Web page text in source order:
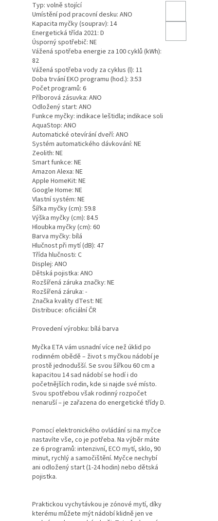
Typ: volně stojící
Umístění pod pracovní desku: ANO
Kapacita myčky (souprav): 14
Energetická třída 2021: D
Úsporný spotřebič: NE
Vážená spotřeba energie za 100 cyklů (kWh):
82
Vážená spotřeba vody za cyklus (l): 11
Doba trvání EKO programu (hod.): 3:53
Počet programů: 6
Příborová zásuvka: ANO
Odložený start: ANO
Funkce myčky: indikace leštidla; indikace soli
AquaStop: ANO
Automatické otevírání dveří: ANO
Systém automatického dávkování: NE
Zeolith: NE
Smart funkce: NE
Amazon Alexa: NE
Apple HomeKit: NE
Google Home: NE
Vlastní systém: NE
Šířka myčky (cm): 59.8
Výška myčky (cm): 84.5
Hloubka myčky (cm): 60
Barva myčky: bílá
Hlučnost při mytí (dB): 47
Třída hlučnosti: C
Displej: ANO
Dětská pojistka: ANO
Rozšířená záruka značky: NE
Rozšířená záruka: -
Značka kvality dTest: NE
Distribuce: oficiální ČR
Provedení výrobku: bílá barva
Myčka ETA vám usnadní více než úklid po
rodinném obědě – život s myčkou nádobí je
prostě jednodušší. Se svou šířkou 60 cm a
kapacitou 14 sad nádobí se hodí i do
početnějších rodin, kde si najde své místo.
Svou spotřebou však rodinný rozpočet
nenaruší – je zařazena do energetické třídy D.
Pomocí elektronického ovládání si na myčce
nastavíte vše, co je potřeba. Na výběr máte
ze 6 programů: intenzivní, ECO mytí, sklo, 90
minut, rychlý a samočištění. Myčce nechybí
ani odložený start (1-24 hodin) nebo dětská
pojistka.
Praktickou vychytávkou je zónové mytí, díky
kterému můžete mýt nádobí klidně jen ve